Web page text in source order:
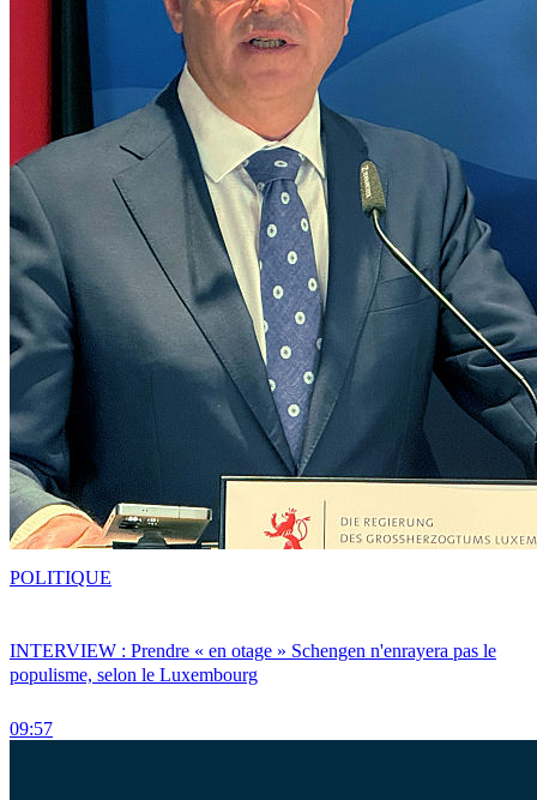
INTERVIEW : Prendre « en otage » Schengen n'enrayera pas le
populisme, selon le Luxembourg
09:57
POLITIQUE